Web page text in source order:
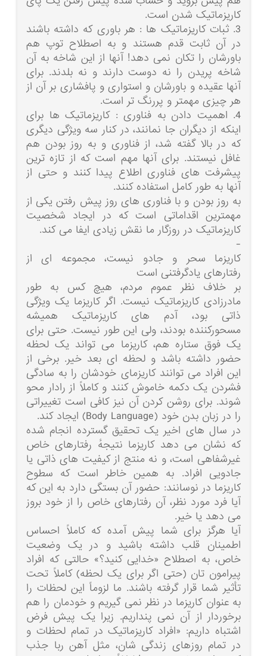
کاریزماتیک شدن است.
3. ثبات کاریزماتیک ها : هر باوری که داشته باشند
در آن ثابت قدم هستند و به اصطلاح توپ هم
باورشان را تکان نمی دهد! آنها از این شاخه به آن
شاخه پریدن را نه دوست دارند و نه بلدند. برای
آنها عقیده و باورشان و استواری و پافشاری بر آن از
هر چیزی مهمتر و پررنگ تر است.
4. اهمیت دادن به فناوری : کاریزماتیک ها برای
اینکه از دیگران جا نمانند، در کنار سه ویژگی دیگری
که در بالا گفته شد، از فناوری و به روز بودن هم
غافل نیستند. برای آنها مهم است که از تازه ترین
پیشرفت های فناوری اطلاع پیدا کنند و حتی از
آنها به طور کامل استفاده کنند.
به روز بودن و با فناوری های روز پیش رفتن یکی از
مهمترین اقداماتی است که در ایجاد شخصیت
کاریزماتیک در روزگار ما نقش زیادی ایفا می کند.
-
کاریزما سحر و جادو نیست، مجموعه ای از
رفتارهای یادگرفتنی است
بر خلاف نظر عموم مردم، هیچ کس به طور
مادرزادی کاریزماتیک نیست. اگر کاریزما یک ویژگی
ذاتی بود، آدم های کاریزماتیک همیشه
مسحورکننده بودند، ولی این طور نیست. حتی برای
یک فوق ستاره هم، کاریزما می تواند یک لحظه
حضور داشته باشد و لحظه ای بعد خیر. برخی از
این افراد می توانند کاریزمای خودشان را به سادگی
فشردن یک دکمه خاموش کنند و کاملاً از رادار محو
شوند. برای روشن کردن آن نیز کافی است تغییراتی
را در زبان بدن خود (Body Language) ایجاد کند.
در سال های اخیر یک تحقیق گسترده انجام شده
که نشان می دهد کاریزما نتیجهٔ رفتارهای خاص
غیرشفاهی است، و نه منتج از کیفیت های ذاتی یا
جادویی افراد. به همین خاطر است که سطوح
کاریزما در نوسانند: حضور آن بستگی دارد به این که
آیا فرد مورد نظر، آن رفتارهای خاص را از خود بروز
می دهد یا خیر.
آیا هرگز برای شما پیش آمده که کاملاً احساس
اطمینان قلب داشته باشید و در یک وضعیت
خاص، به اصطلاح «خدایی کنید؟» حالتی که افراد
پیرامون تان (حتی اگر برای یک لحظه) کاملاً تحت
تأثیر شما قرار گرفته باشند. ما لزوماً این لحظات را
به عنوان کاریزما در نظر نمی گیریم و خودمان را هم
برخوردار از آن نمی پنداریم. زیرا یک پیش فرض
اشتباه داریم: «افراد کاریزماتیک در تمام لحظات و
در تمام روزهای زندگی شان، مثل آهن ربا جذب